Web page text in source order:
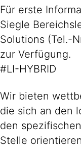
Für erste
Siegle
Solutions (Tel.-
zur Verfügung.
#LI-HYBRID
Wir bieten
die sich an den
den
Stelle